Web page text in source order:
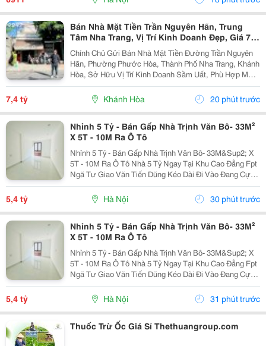
Tự Nhiên ....
Bán Nhà Mặt Tiền Trần Nguyên Hãn, Trung
Tâm Nha Trang, Vị Trí Kinh Doanh Đẹp, Giá 7,4
Tỷ
Chính Chủ Gửi Bán Nhà Mặt Tiền Đường Trần Nguyên
Hãn, Phường Phước Hòa, Thành Phố Nha Trang, Khánh
Hòa, Sở Hữu Vị Trí Kinh Doanh Sầm Uất, Phù Hợp Mở
Cửa Hàng, Văn Phòng, Showroom Hoặc Đầu Tư Cho
Thuê Lâu Dài. Thông Tin Chi Tiết. - Địa Chỉ: Số...
7,4 tỷ Khánh Hòa 20 phút trước
Nhỉnh 5 Tỷ - Bán Gấp Nhà Trịnh Văn Bô- 33M²
X 5T - 10M Ra Ô Tô
Nhỉnh 5 Tỷ - Bán Gấp Nhà Trịnh Văn Bô- 33M&Sup2; X
5T - 10M Ra Ô Tô Nhà 5 Tỷ Ngay Tại Khu Cao Đẳng Fpt
Ngã Tư Giao Văn Tiến Dũng Kéo Dài Đi Vào Đang Cực
Kỳ Đẹp. Căn Này Lại Có 5 Tầng, Gần Ô Tô, Gần Phố Và
5,4 tỷ Hà Nội 30 phút trước
Nhỉnh 5 Tỷ - Bán Gấp Nhà Trịnh Văn Bô- 33M²
X 5T - 10M Ra Ô Tô
Nhỉnh 5 Tỷ - Bán Gấp Nhà Trịnh Văn Bô- 33M&Sup2; X
5T - 10M Ra Ô Tô Nhà 5 Tỷ Ngay Tại Khu Cao Đẳng Fpt
Ngã Tư Giao Văn Tiến Dũng Kéo Dài Đi Vào Đang Cực
Kỳ Đẹp. Căn Này Lại Có 5 Tầng, Gần Ô Tô, Gần Phố Và
5,4 tỷ Hà Nội 31 phút trước
Thuốc Trừ Ốc Giá Sỉ Thethuangroup.com